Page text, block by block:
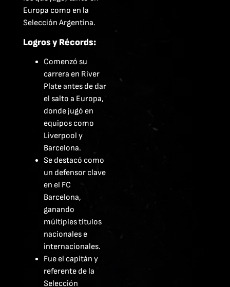
Europa como en la
Selección Argentina.
Logros y Récords:
Comenzó su
carrera en River
Plate antes de dar
el salto a Europa,
donde jugó en
equipos como
Liverpool y
Barcelona.
Se destacó como
un defensor clave
en el FC
Barcelona,
ganando
múltiples títulos
nacionales e
internacionales.
Fue el capitán y
referente de la
Selección